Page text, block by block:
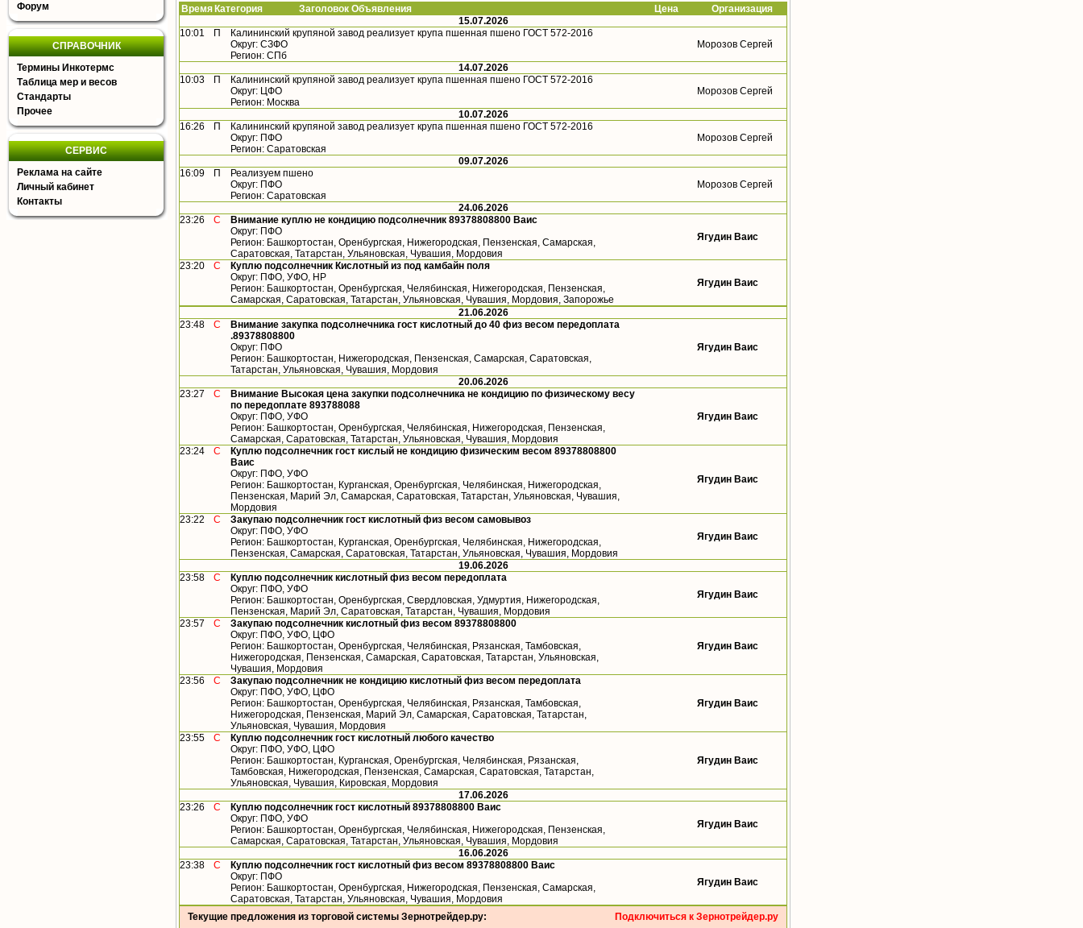
Форум
СПРАВОЧНИК
Термины Инкотермс
Таблица мер и весов
Стандарты
Прочее
СЕРВИС
Реклама на сайте
Личный кабинет
Контакты
Время Категория Заголовок Объявления Цена
Организация
15.07.2026
10:01
П
Калининский крупяной завод реализует крупа пшенная пшено ГОСТ 572-2016
Округ: СЗФО
Регион: СПб
Морозов Сергей
14.07.2026
10:03
П
Калининский крупяной завод реализует крупа пшенная пшено ГОСТ 572-2016
Округ: ЦФО
Регион: Москва
Морозов Сергей
10.07.2026
16:26
П
Калининский крупяной завод реализует крупа пшенная пшено ГОСТ 572-2016
Округ: ПФО
Регион: Саратовская
Морозов Сергей
09.07.2026
16:09
П
Реализуем пшено
Округ: ПФО
Регион: Саратовская
Морозов Сергей
24.06.2026
23:26
С
Внимание куплю не кондицию подсолнечник 89378808800 Ваис
Округ: ПФО
Регион: Башкортостан, Оренбургская, Нижегородская, Пензенская, Самарская,
Саратовская, Татарстан, Ульяновская, Чувашия, Мордовия
Ягудин Ваис
23:20 С
Куплю подсолнечник Кислотный из под камбайн поля
Округ: ПФО, УФО, НР
Регион: Башкортостан, Оренбургская, Челябинская, Нижегородская, Пензенская,
Самарская, Саратовская, Татарстан, Ульяновская, Чувашия, Мордовия, Запорожье
Ягудин Ваис
21.06.2026
23:48
С
Внимание закупка подсолнечника гост кислотный до 40 физ весом передоплата
.89378808800
Округ: ПФО
Регион: Башкортостан, Нижегородская, Пензенская, Самарская, Саратовская,
Татарстан, Ульяновская, Чувашия, Мордовия
Ягудин Ваис
20.06.2026
23:27
С
Внимание Высокая цена закупки подсолнечника не кондицию по физическому весу
по передоплате 893788088
Округ: ПФО, УФО
Регион: Башкортостан, Оренбургская, Челябинская, Нижегородская, Пензенская,
Самарская, Саратовская, Татарстан, Ульяновская, Чувашия, Мордовия
Ягудин Ваис
23:24 С
Куплю подсолнечник гост кислый не кондицию физическим весом 89378808800
Ваис
Округ: ПФО, УФО
Регион: Башкортостан, Курганская, Оренбургская, Челябинская, Нижегородская,
Пензенская, Марий Эл, Самарская, Саратовская, Татарстан, Ульяновская, Чувашия,
Мордовия
Ягудин Ваис
23:22 С
Закупаю подсолнечник гост кислотный физ весом самовывоз
Округ: ПФО, УФО
Регион: Башкортостан, Курганская, Оренбургская, Челябинская, Нижегородская,
Пензенская, Самарская, Саратовская, Татарстан, Ульяновская, Чувашия, Мордовия
Ягудин Ваис
19.06.2026
23:58
С
Куплю подсолнечник кислотный физ весом передоплата
Округ: ПФО, УФО
Регион: Башкортостан, Оренбургская, Свердловская, Удмуртия, Нижегородская,
Пензенская, Марий Эл, Саратовская, Татарстан, Чувашия, Мордовия
Ягудин Ваис
23:57 С
Закупаю подсолнечник кислотный физ весом 89378808800
Округ: ПФО, УФО, ЦФО
Регион: Башкортостан, Оренбургская, Челябинская, Рязанская, Тамбовская,
Нижегородская, Пензенская, Самарская, Саратовская, Татарстан, Ульяновская,
Чувашия, Мордовия
Ягудин Ваис
23:56 С
Закупаю подсолнечник не кондицию кислотный физ весом передоплата
Округ: ПФО, УФО, ЦФО
Регион: Башкортостан, Оренбургская, Челябинская, Рязанская, Тамбовская,
Нижегородская, Пензенская, Марий Эл, Самарская, Саратовская, Татарстан,
Ульяновская, Чувашия, Мордовия
Ягудин Ваис
23:55 С
Куплю подсолнечник гост кислотный любого качество
Округ: ПФО, УФО, ЦФО
Регион: Башкортостан, Курганская, Оренбургская, Челябинская, Рязанская,
Тамбовская, Нижегородская, Пензенская, Самарская, Саратовская, Татарстан,
Ульяновская, Чувашия, Кировская, Мордовия
Ягудин Ваис
17.06.2026
23:26
С
Куплю подсолнечник гост кислотный 89378808800 Ваис
Округ: ПФО, УФО
Регион: Башкортостан, Оренбургская, Челябинская, Нижегородская, Пензенская,
Самарская, Саратовская, Татарстан, Ульяновская, Чувашия, Мордовия
Ягудин Ваис
16.06.2026
23:38
С
Куплю подсолнечник гост кислотный физ весом 89378808800 Ваис
Округ: ПФО
Регион: Башкортостан, Оренбургская, Нижегородская, Пензенская, Самарская,
Саратовская, Татарстан, Ульяновская, Чувашия, Мордовия
Ягудин Ваис
Текущие предложения из торговой системы Зернотрейдер.ру: Подключиться к Зернотрейдер.ру